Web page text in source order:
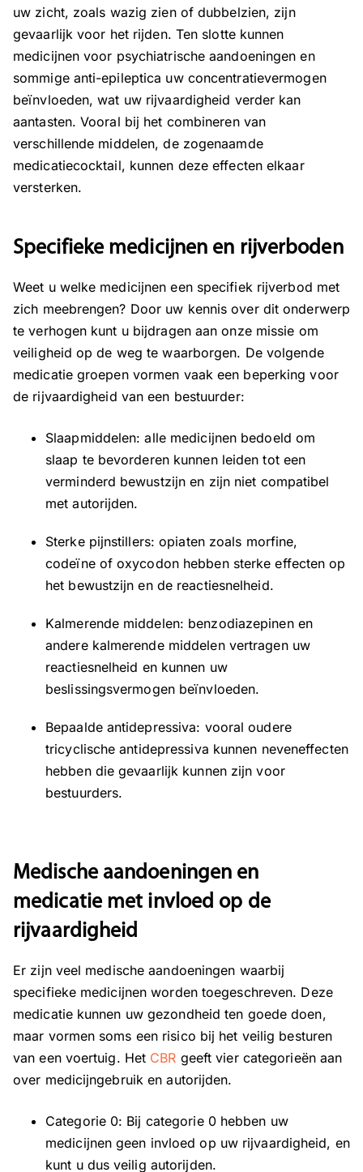
uw zicht, zoals wazig zien of dubbelzien, zijn
gevaarlijk voor het rijden. Ten slotte kunnen
medicijnen voor psychiatrische aandoeningen en
sommige anti-epileptica uw concentratievermogen
beïnvloeden, wat uw rijvaardigheid verder kan
aantasten. Vooral bij het combineren van
verschillende middelen, de zogenaamde
medicatiecocktail, kunnen deze effecten elkaar
versterken.
Specifieke medicijnen en rijverboden
Weet u welke medicijnen een specifiek rijverbod met
zich meebrengen? Door uw kennis over dit onderwerp
te verhogen kunt u bijdragen aan onze missie om
veiligheid op de weg te waarborgen. De volgende
medicatie groepen vormen vaak een beperking voor
de rijvaardigheid van een bestuurder:
Slaapmiddelen: alle medicijnen bedoeld om
slaap te bevorderen kunnen leiden tot een
verminderd bewustzijn en zijn niet compatibel
met autorijden.
Sterke pijnstillers: opiaten zoals morfine,
codeïne of oxycodon hebben sterke effecten op
het bewustzijn en de reactiesnelheid.
Kalmerende middelen: benzodiazepinen en
andere kalmerende middelen vertragen uw
reactiesnelheid en kunnen uw
beslissingsvermogen beïnvloeden.
Bepaalde antidepressiva: vooral oudere
tricyclische antidepressiva kunnen neveneffecten
hebben die gevaarlijk kunnen zijn voor
bestuurders.
Medische aandoeningen en
medicatie met invloed op de
rijvaardigheid
Er zijn veel medische aandoeningen waarbij
specifieke medicijnen worden toegeschreven. Deze
medicatie kunnen uw gezondheid ten goede doen,
maar vormen soms een risico bij het veilig besturen
van een voertuig. Het CBR geeft vier categorieën aan
over medicijngebruik en autorijden.
Categorie 0: Bij categorie 0 hebben uw
medicijnen geen invloed op uw rijvaardigheid, en
kunt u dus veilig autorijden.